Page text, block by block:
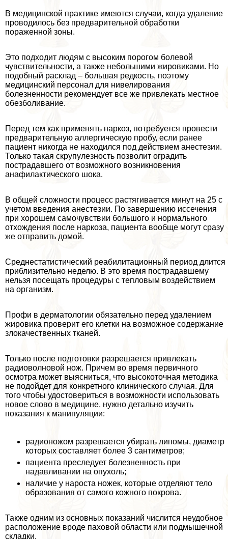
В медицинской пpaктике имеются случаи, когда удаление
проводилось без предварительной обработки
пораженной зоны.
Это подходит людям с высоким порогом болевой
чувствительности, а также небольшими жировиками. Но
подобный расклад – большая редкость, поэтому
медицинский персонал для нивелирования
болезненности рекомендует все же привлекать местное
обезболивание.
Перед тем как применять наркоз, потребуется провести
предварительную аллергическую пробу, если ранее
пациент никогда не находился под действием анестезии.
Только такая скрупулезность позволит оградить
пострадавшего от возможного возникновения
анафилактического шока.
В общей сложности процесс растягивается минут на 25 с
учетом введения анестезии. По завершению иссечения
при хорошем самочувствии большого и нормального
отхождения после наркоза, пациента вообще могут сразу
же отправить домой.
Среднестатистический реабилитационный период длится
приблизительно неделю. В это время пострадавшему
нельзя посещать процедуры с тепловым воздействием
на организм.
Профи в дерматологии обязательно перед удалением
жировика проверит его клетки на возможное содержание
злокачественных тканей.
Только после подготовки разрешается привлекать
радиоволновой нож. Причем во время первичного
осмотра может выясниться, что высокоточная методика
не подойдет для конкретного клинического случая. Для
того чтобы удостовериться в возможности использовать
новое слово в медицине, нужно детально изучить
показания к манипуляции:
радионожом разрешается убирать липомы, диаметр
которых составляет более 3 сантиметров;
пациента преследует болезненность при
надавливании на опухоль;
наличие у нароста ножек, которые отделяют тело
образования от самого кожного покрова.
Также одним из основных показаний числится неудобное
расположение вроде паховой области или подмышечной
складки.